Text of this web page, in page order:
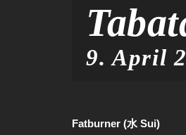
9. April
Fatburner (水 Sui)